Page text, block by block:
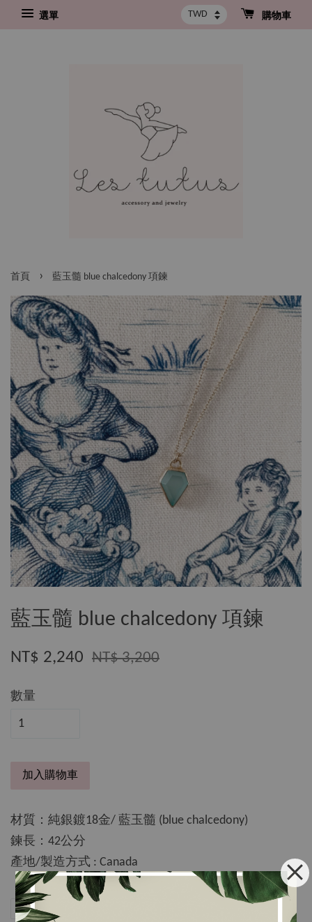
選單 購物車
首頁 › 藍玉髓 blue chalcedony 項鍊
藍玉髓 blue chalcedony 項鍊
NT$ 2,240 NT$ 3,200
數量
加入購物車
材質：純銀鍍18金/ 藍玉髓 (blue chalcedony)
鍊長：42公分
產地/製造方式 : Canada
分享